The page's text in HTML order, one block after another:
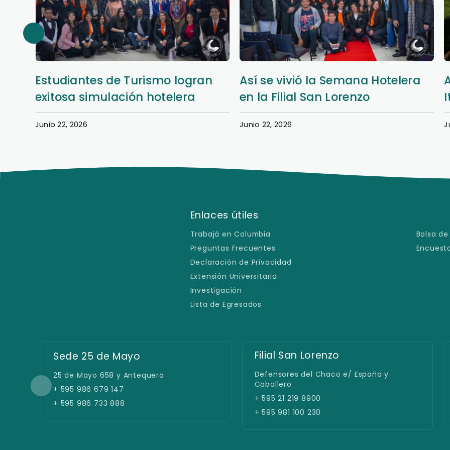
Así se vivió la Semana Hotelera
en la Filial San Lorenzo
Junio 22, 2026
Aprendizaje y extensión en Nueva
Italia
Junio 20, 2026
Enlaces útiles
Trabajá en Columbia
Preguntas Frecuentes
Declaración de Privacidad
Extensión Universitaria
Investigación
Lista de Egresados
Bolsa
Filial San Lorenzo
Defensores del Chaco e/ España y
Caballero
+ 595 21 219 8900
Filial Pedro Juan Caballero
Gral. Díaz 262 esq. Natalicio Talavera
+ +595994 112 006
+ 595 994 112006 / +55 67 99151 7007